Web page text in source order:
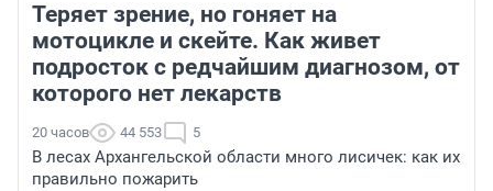
Теряет зрение, но гоняет на
мотоцикле и скейте. Как живет
подросток с редчайшим диагнозом, от
которого нет лекарств
20 часов 44 553 5
В лесах Архангельской области много лисичек: как их
правильно пожарить